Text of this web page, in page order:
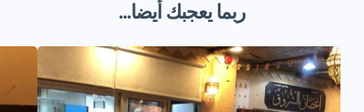
ربما يعجبك أيضا...